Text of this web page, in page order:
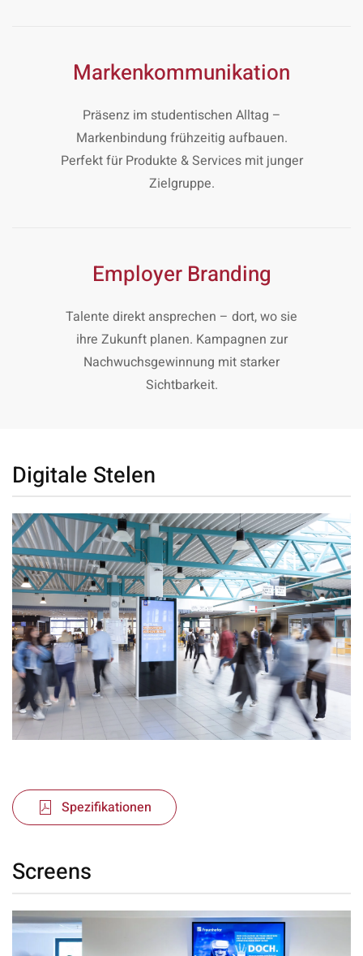
Markenkommunikation
Präsenz im studentischen Alltag –
Markenbindung frühzeitig aufbauen.
Perfekt für Produkte & Services mit junger
Zielgruppe.
Employer Branding
Talente direkt ansprechen – dort, wo sie
ihre Zukunft planen. Kampagnen zur
Nachwuchsgewinnung mit starker
Sichtbarkeit.
Digitale Stelen
Spezifikationen
Screens